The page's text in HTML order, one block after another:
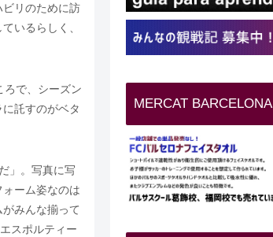
リのために訪
いるらしく、
ろで、シーズン
託すのがベタ
」。写真に写
ーム姿なのは
みんな揃って
スポルティー
MERCAT BARCELONA